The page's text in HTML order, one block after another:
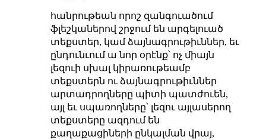
հանրութեան որոշ զանգուածում
ֆլեշկաներով շրջում են արգելուած
տեքստեր, կամ ձայնագրութիւններ, եւ
ընդունւում ա նոր օրէնք՝ ոչ միայն
լեզուի սխալ կիրառութեամբ
տեքստերն ու ձայնագրութիւններ
արտադրողները պիտի պատժուեն,
այլ եւ սպառողները՝ լեզու այլասերող
տեքստերը ազդում են
քաղաքացիների ընկալման վրայ,